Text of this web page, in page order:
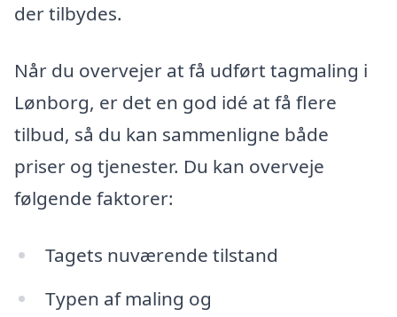
der tilbydes.
Når du overvejer at få udført tagmaling i
Lønborg, er det en god idé at få flere
tilbud, så du kan sammenligne både
priser og tjenester. Du kan overveje
følgende faktorer:
Tagets nuværende tilstand
Typen af maling og